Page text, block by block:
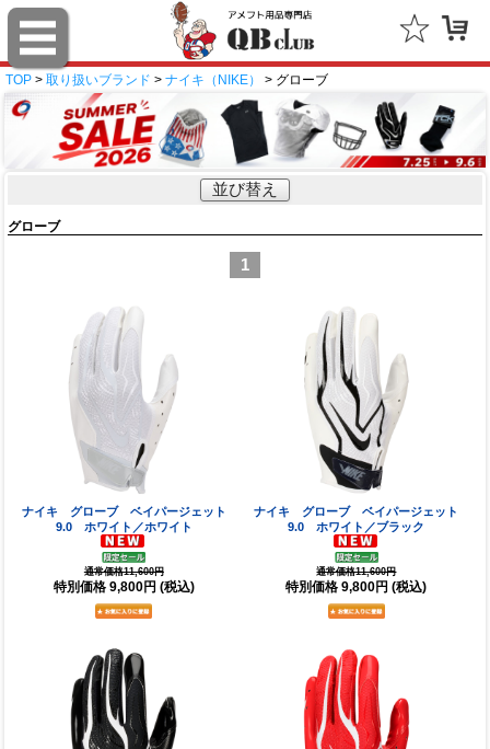
TOP > 取り扱いブランド > ナイキ（NIKE） > グローブ
並び替え
グローブ
1
ナイキ グローブ ベイパージェット
9.0 ホワイト／ホワイト
通常価格11,600円
特別価格 9,800円 (税込)
ナイキ グローブ ベイパージェット
9.0 ホワイト／ブラック
通常価格11,600円
特別価格 9,800円 (税込)